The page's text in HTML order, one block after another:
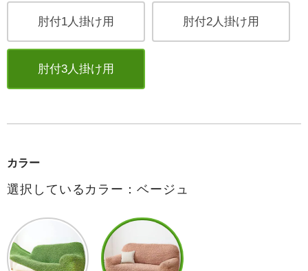
肘付1人掛け用 肘付2人掛け用
肘付3人掛け用
カラー
選択しているカラー：ベージュ